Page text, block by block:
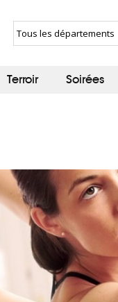
Terroir Soirées